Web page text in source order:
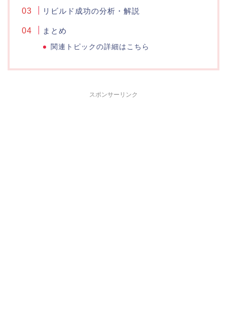
リビルド成功の分析・解説
まとめ
関連トピックの詳細はこちら
スポンサーリンク